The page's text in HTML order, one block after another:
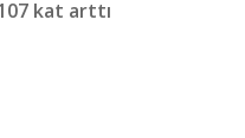
kat arttı